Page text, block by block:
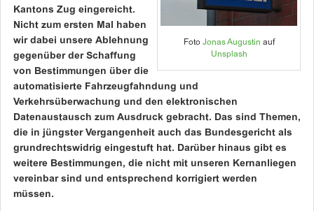
Foto Jonas Augustin auf
Unsplash
Kantons Zug eingereicht.
Nicht zum ersten Mal haben
wir dabei unsere Ablehnung
gegenüber der Schaffung
von Bestimmungen über die
automatisierte Fahrzeugfahndung und
Verkehrsüberwachung und den elektronischen
Datenaustausch zum Ausdruck gebracht. Das sind Themen,
die in jüngster Vergangenheit auch das Bundesgericht als
grundrechtswidrig eingestuft hat. Darüber hinaus gibt es
weitere Bestimmungen, die nicht mit unseren Kernanliegen
vereinbar sind und entsprechend korrigiert werden
müssen.